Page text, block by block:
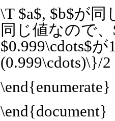
\T $a$, $b$が
同じ値なので
$0.999\cdots$
(0.999\cdots)\}/
\end{enumerate}
\end{document}